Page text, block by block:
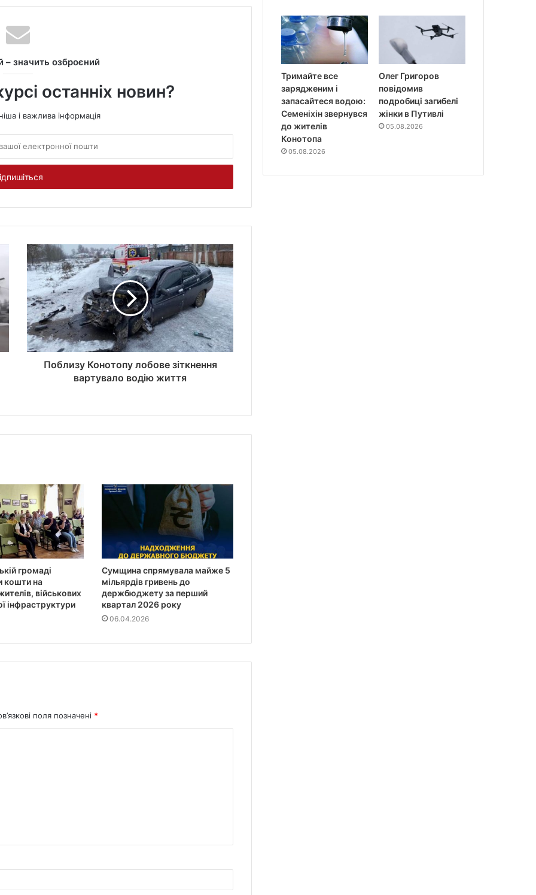
значить озброєний
останніх новин?
і важлива інформація
Поблизу Конотопу лобове зіткнення
вартувало водію життя
громаді
кошти на
військових
інфраструктури
Сумщина спрямувала майже 5
мільярдів гривень до
держбюджету за перший
квартал 2026 року
06.04.2026
поля позначені *
Тримайте все
зарядженим і
запасайтеся водою:
Семеніхін звернувся
до жителів
Конотопа
05.08.2026
Олег Григоров
повідомив
подробиці загибелі
жінки в Путивлі
05.08.2026